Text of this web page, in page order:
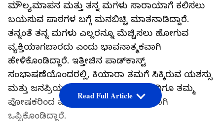
ಮೌಲ್ಯಮಾಪನ ಮತ್ತು ತನ್ನ ಮಗಳು ಸಾರಾಯಾಗೆ ಕಲಿಸಲು
ಬಯಸುವ ಪಾಠಗಳ ಬಗ್ಗೆ ಮನಬಿಚ್ಚಿ ಮಾತನಾಡಿದ್ದಾರೆ.
ತನ್ನಂತೆ ತನ್ನ ಮಗಳು ಎಲ್ಲರನ್ನೂ ಮೆಚ್ಚಿಸಲು ಹೋಗುವ
ವ್ಯಕ್ತಿಯಾಗಬಾರದು ಎಂದು ಭಾವನಾತ್ಮಕವಾಗಿ
ಹೇಳಿಕೊಂಡಿದ್ದಾರೆ. ಇತ್ತೀಚಿನ ಪಾಡ್‌ಕಾಸ್ಟ್
ಸಂಭಾಷಣೆಯೊಂದರಲ್ಲಿ, ಕಿಯಾರಾ ತಮಗೆ ಸಿಕ್ಕಿರುವ ಯಶಸ್ಸು
ಮತ್ತು ಜನಪ್ರಿಯತೆಯ ಹೊರತಾಗಿಯೂ, ಇಂದಿಗೂ ತಮ್ಮ
ಪೋಷಕರಿಂದ ಮೆಚ್ಚುಗೆಯನ್ನು ನಿರೀಕ್ಷಿಸುವುದಾಗಿ
ಒಪ್ಪಿಕೊಂಡಿದ್ದಾರೆ.
Read Full Article